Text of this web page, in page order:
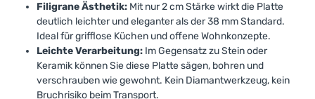
Filigrane Ästhetik: Mit nur 2 cm Stärke wirkt die Platte
deutlich leichter und eleganter als der 38 mm Standard.
Ideal für grifflose Küchen und offene Wohnkonzepte.
Leichte Verarbeitung: Im Gegensatz zu Stein oder
Keramik können Sie diese Platte sägen, bohren und
verschrauben wie gewohnt. Kein Diamantwerkzeug, kein
Bruchrisiko beim Transport.